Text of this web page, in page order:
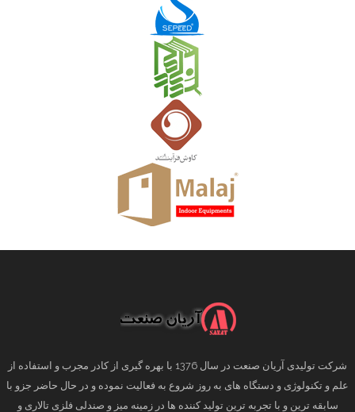
شرکت تولیدی آریان صنعت در سال 1376 با بهره گیری از کادر مجرب و استفاده از
علم و تکنولوژی و دستگاه های به روز شروع به فعالیت نموده و در حال حاضر جزو با
سابقه ترین و با تجربه ترین تولید کننده ها در زمینه میز و صندلی فلزی تالاری و